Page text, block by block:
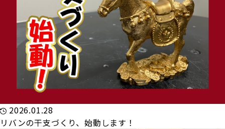
2026.01.28
リバンの干支づくり、始動します！